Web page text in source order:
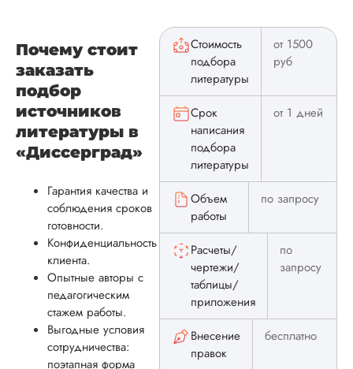
Почему стоит
заказать
подбор
источников
литературы в
«Диссерград»
Гарантия качества и
соблюдения сроков
готовности.
Конфиденциальность
клиента.
Опытные авторы с
педагогическим
стажем работы.
Выгодные условия
сотрудничества:
поэтапная форма
Стоимость
подбора
литературы
от 1500
руб
Срок
написания
подбора
литературы
от 1 дней
Объем
работы
по запросу
Расчеты/
чертежи/
таблицы/
приложения
по
запросу
Внесение
правок
бесплатно